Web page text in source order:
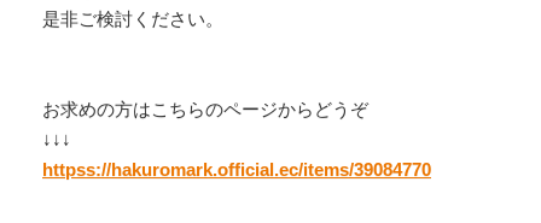
是非ご検討ください。
お求めの方はこちらのページからどうぞ
↓↓↓
httpss://hakuromark.official.ec/items/39084770